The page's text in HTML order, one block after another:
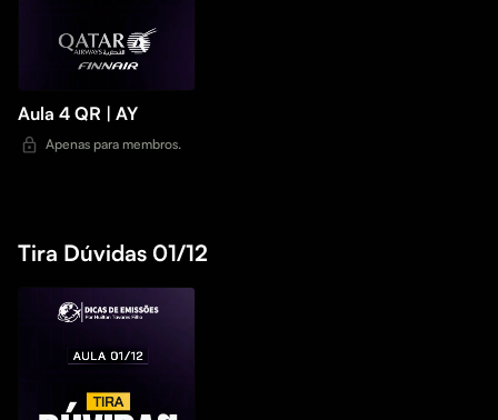
Aula 4 QR | AY
Apenas para membros.
Tira Dúvidas 01/12